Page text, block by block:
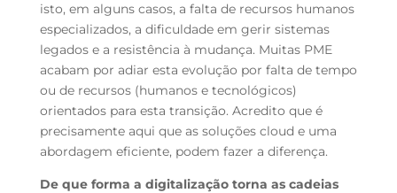
isto, em alguns casos, a falta de recursos humanos
especializados, a dificuldade em gerir sistemas
legados e a resistência à mudança. Muitas PME
acabam por adiar esta evolução por falta de tempo
ou de recursos (humanos e tecnológicos)
orientados para esta transição. Acredito que é
precisamente aqui que as soluções cloud e uma
abordagem eficiente, podem fazer a diferença.
De que forma a digitalização torna as cadeias